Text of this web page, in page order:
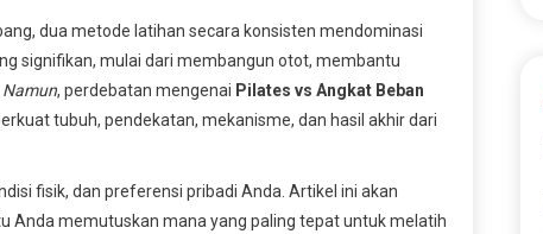
dua metode latihan secara konsisten mendominasi
signifikan, mulai dari membangun otot, membantu
Namun, perdebatan mengenai Pilates vs Angkat Beban
tubuh, pendekatan, mekanisme, dan hasil akhir dari
fisik, dan preferensi pribadi Anda. Artikel ini akan
memutuskan mana yang paling tepat untuk melatih